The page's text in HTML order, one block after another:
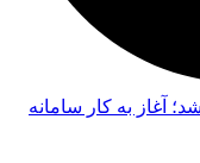
آغاز به کار سامانه